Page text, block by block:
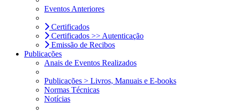
Eventos Anteriores
Certificados
Certificados >> Autenticação
Emissão de Recibos
Publicações
Anais de Eventos Realizados
Publicações > Livros, Manuais e E-books
Normas Técnicas
Notícias